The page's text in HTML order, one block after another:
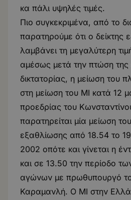
κα πάλι υψηλές τιμές.
Πιο συγκεκριμένα, από το
παρατηρούμε ότι ο δείκτης
λαμβάνει τη μεγαλύτερη
αμέσως μετά την πτώση της
δικτατορίας, η μείωση του
στη μείωση του ΜΙ κατά 12
προεδρίας του
παρατηρείται μία μείωση
εξαθλίωσης από 18.54 το
2002 οπότε και γίνεται η
και σε 13.50 την περίοδο
αγώνων με πρωθυπουργό
Καραμανλή. Ο ΜΙ στην